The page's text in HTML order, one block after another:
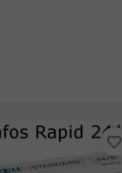
favorite_border